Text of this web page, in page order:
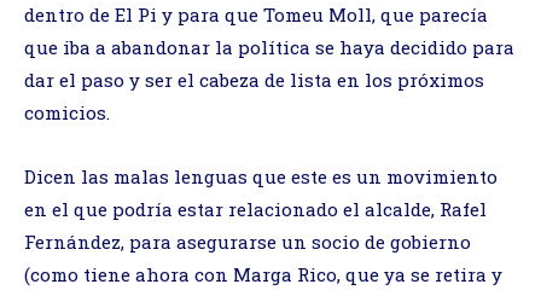
dentro de El Pi y para que Tomeu Moll, que parecía
que iba a abandonar la política se haya decidido para
dar el paso y ser el cabeza de lista en los próximos
comicios.
Dicen las malas lenguas que este es un movimiento
en el que podría estar relacionado el alcalde, Rafel
Fernández, para asegurarse un socio de gobierno
(como tiene ahora con Marga Rico, que ya se retira y